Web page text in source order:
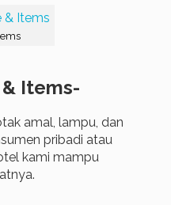
Items-
amal, lampu, dan
pribadi atau
kami mampu